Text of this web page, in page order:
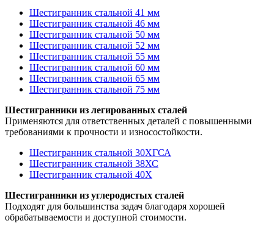
Шестигранник стальной 41 мм
Шестигранник стальной 46 мм
Шестигранник стальной 50 мм
Шестигранник стальной 52 мм
Шестигранник стальной 55 мм
Шестигранник стальной 60 мм
Шестигранник стальной 65 мм
Шестигранник стальной 75 мм
Шестигранники из легированных сталей
Применяются для ответственных деталей с повышенными
требованиями к прочности и износостойкости.
Шестигранник стальной 30ХГСА
Шестигранник стальной 38ХС
Шестигранник стальной 40Х
Шестигранники из углеродистых сталей
Подходят для большинства задач благодаря хорошей
обрабатываемости и доступной стоимости.